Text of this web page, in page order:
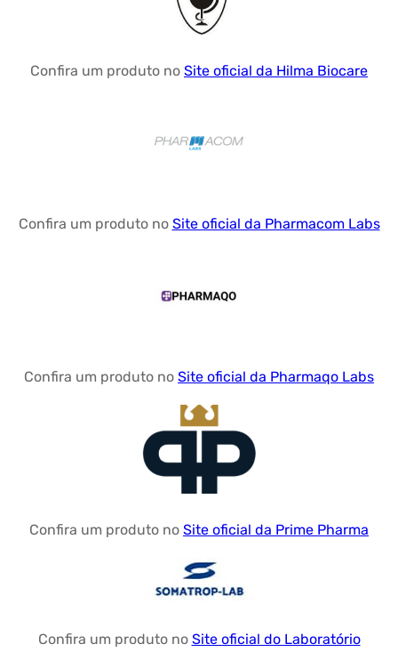
Confira um produto no Site oficial da Hilma Biocare
Confira um produto no Site oficial da Pharmacom Labs
Confira um produto no Site oficial da Pharmaqo Labs
Confira um produto no Site oficial da Prime Pharma
Confira um produto no Site oficial do Laboratório